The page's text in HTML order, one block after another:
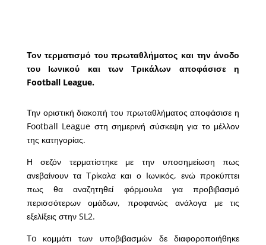
Τον τερματισμό του πρωταθλήματος και την άνοδο
του Ιωνικού και των Τρικάλων αποφάσισε η
Football League.
Την οριστική διακοπή του πρωταθλήματος αποφάσισε η
Football League στη σημερινή σύσκεψη για το μέλλον
της κατηγορίας.
Η σεζόν τερματίστηκε με την υποσημείωση πως
ανεβαίνουν τα Τρίκαλα και ο Ιωνικός, ενώ προκύπτει
πως θα αναζητηθεί φόρμουλα για προβιβασμό
περισσότερων ομάδων, προφανώς ανάλογα με τις
εξελίξεις στην SL2.
To κομμάτι των υποβιβασμών δε διαφοροποιήθηκε